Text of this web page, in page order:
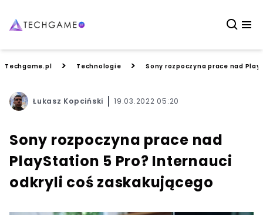
Techgame.pl > Technologie > Sony rozpoczyna prace nad
Łukasz Kopciński 19.03.2022 05:20
Sony rozpoczyna prace nad
PlayStation 5 Pro? Internauci
odkryli coś zaskakującego